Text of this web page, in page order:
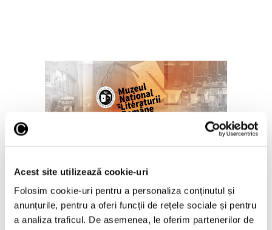
Acest site utilizează cookie-uri
Folosim cookie-uri pentru a personaliza conținutul și
anunțurile, pentru a oferi funcții de rețele sociale și pentru
a analiza traficul. De asemenea, le oferim partenerilor de
internațională de grup la Muzeul
Național al Literaturii Române
6 August 2026